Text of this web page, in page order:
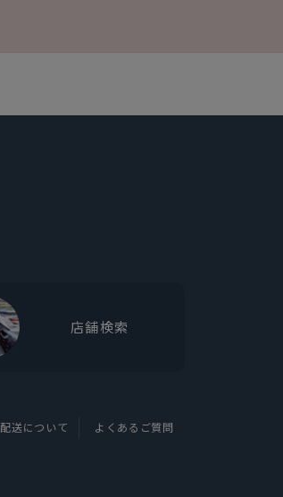
店舗検索
配送について よくあるご質問